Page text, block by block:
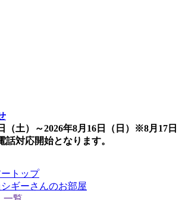
（土）～2026年8月16日（日）※8月17日
話対応開始となります。
トップ
ギーさんのお部屋